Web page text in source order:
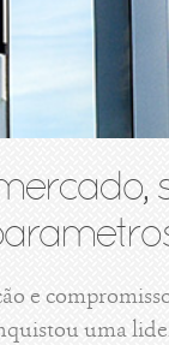
e
uma